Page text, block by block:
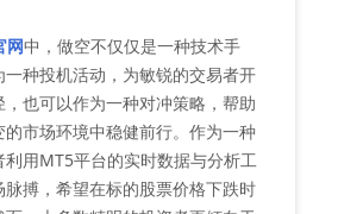
网中，做空不仅仅是一种技术手
种投机活动，为敏锐的交易者开
也可以作为一种对冲策略，帮助
市场环境中稳健前行。作为一种
用MT5平台的实时数据与分析工
搏，希望在标的股票价格下跌时